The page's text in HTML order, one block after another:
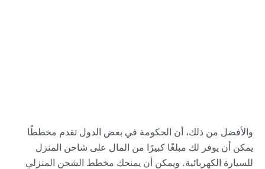
والأفضل من ذلك، أن الحكومة في بعض الدول تقدم مخططًا
يمكن أن يوفر لك مبلغًا كبيرًا من المال على شاحن المنزل
للسيارة الكهربائية. ويمكن أن يمنحك مخطط الشحن المنزلي